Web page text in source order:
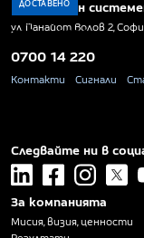
ДОСТАВЕНО
ПУБЛИКУВАНО
26 юни 2026
Национален
ул. Панайот Волов 2,
0700 14 220
Контакти Сигнали
Следвайте ни в
linkedin facebookinstagram
x
За компанията
Мисия, визия, ценности